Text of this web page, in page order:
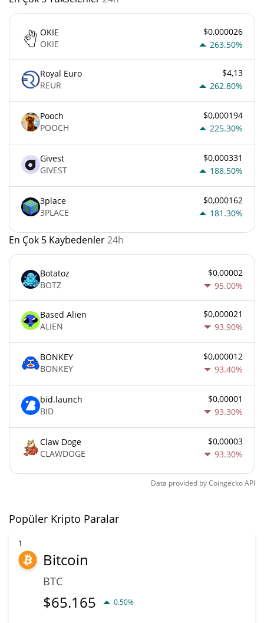
OKIE
OKIE
$0,000026
263.50%
Royal Euro
REUR
$4,13
262.80%
Pooch
POOCH
$0,000194
225.30%
Givest
GIVEST
$0,000331
188.50%
3place
3PLACE
$0,000162
181.30%
En Çok 5 Kaybedenler24h
Botatoz
BOTZ
$0,00002
95.00%
Based Alien
ALIEN
$0,000021
93.90%
BONKEY
BONKEY
$0,000012
93.40%
bid.launch
BID
$0,00001
93.30%
Claw Doge
CLAWDOGE
$0,00003
93.30%
Data provided byCoingeckoAPI
Popüler Kripto Paralar
1
Bitcoin
BTC
$65.165 0.50%